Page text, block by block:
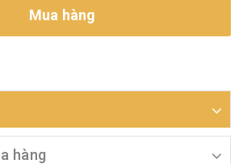
Mua hàng
hàng